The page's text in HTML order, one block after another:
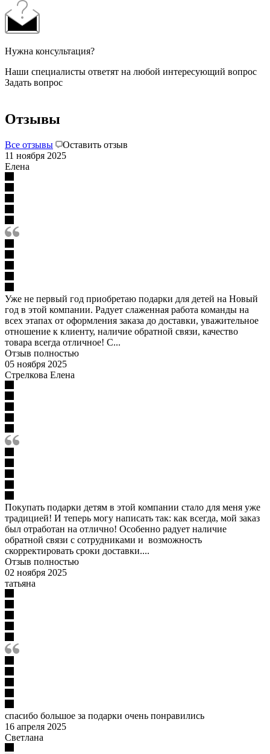
Нужна консультация?
Наши специалисты ответят на любой интересующий вопрос
Задать вопрос
Отзывы
Все отзывы
Оставить отзыв
11 ноября 2025
Елена
Уже не первый год приобретаю подарки для детей на Новый
год в этой компании. Радует слаженная работа команды на
всех этапах от оформления заказа до доставки, уважительное
отношение к клиенту, наличие обратной связи, качество
товара всегда отличное! С...
Отзыв полностью
05 ноября 2025
Стрелкова Елена
Покупать подарки детям в этой компании стало для меня уже
традицией! И теперь могу написать так: как всегда, мой заказ
был отработан на отлично! Особенно радует наличие
обратной связи с сотрудниками и возможность
скорректировать сроки доставки....
Отзыв полностью
02 ноября 2025
татьяна
спасибо большое за подарки очень понравились
16 апреля 2025
Светлана